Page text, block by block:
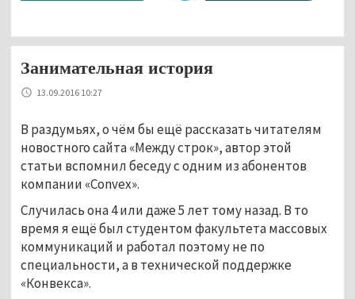
Занимательная история
13.09.2016 10:27
В раздумьях, о чём бы ещё рассказать читателям
новостного сайта «Между строк», автор этой
статьи вспомнил беседу с одним из абонентов
компании «Convex».
Случилась она 4 или даже 5 лет тому назад. В то
время я ещё был студентом факультета массовых
коммуникаций и работал поэтому не по
специальности, а в технической поддержке
«Конвекса».